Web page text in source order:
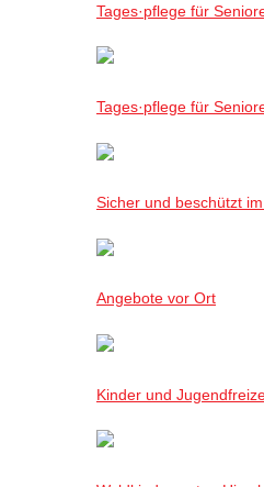
Tages·pflege für
Tages·pflege für
Sicher und beschützt
Angebote vor Ort
Kinder und